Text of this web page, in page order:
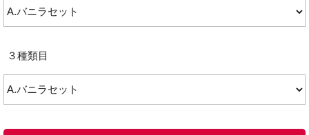
３種類目